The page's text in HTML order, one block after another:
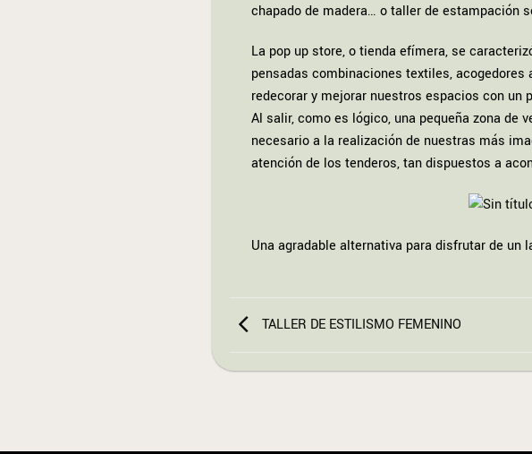
chapado de madera… o taller de estampación
La pop up store, o tienda efímera, se
pensadas combinaciones textiles,
redecorar y mejorar nuestros espacios con
Al salir, como es lógico, una pequeña zona de
necesario a la realización de nuestras más
atención de los tenderos, tan dispuestos a
Una agradable alternativa para disfrutar de un
TALLER DE ESTILISMO FEMENINO